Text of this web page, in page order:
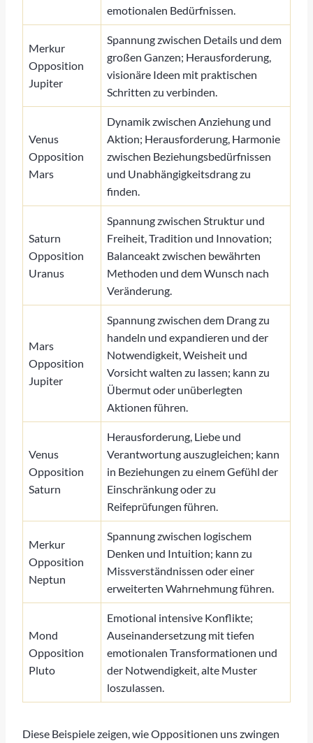
emotionalen Bedürfnissen.
Merkur
Opposition
Jupiter
Spannung zwischen Details und dem
großen Ganzen; Herausforderung,
visionäre Ideen mit praktischen
Schritten zu verbinden.
Venus
Opposition
Mars
Dynamik zwischen Anziehung und
Aktion; Herausforderung, Harmonie
zwischen Beziehungsbedürfnissen
und Unabhängigkeitsdrang zu
finden.
Saturn
Opposition
Uranus
Spannung zwischen Struktur und
Freiheit, Tradition und Innovation;
Balanceakt zwischen bewährten
Methoden und dem Wunsch nach
Veränderung.
Mars
Opposition
Jupiter
Spannung zwischen dem Drang zu
handeln und expandieren und der
Notwendigkeit, Weisheit und
Vorsicht walten zu lassen; kann zu
Übermut oder unüberlegten
Aktionen führen.
Venus
Opposition
Saturn
Herausforderung, Liebe und
Verantwortung auszugleichen; kann
in Beziehungen zu einem Gefühl der
Einschränkung oder zu
Reifeprüfungen führen.
Merkur
Opposition
Neptun
Spannung zwischen logischem
Denken und Intuition; kann zu
Missverständnissen oder einer
erweiterten Wahrnehmung führen.
Mond
Opposition
Pluto
Emotional intensive Konflikte;
Auseinandersetzung mit tiefen
emotionalen Transformationen und
der Notwendigkeit, alte Muster
loszulassen.
Diese Beispiele zeigen, wie Oppositionen uns zwingen